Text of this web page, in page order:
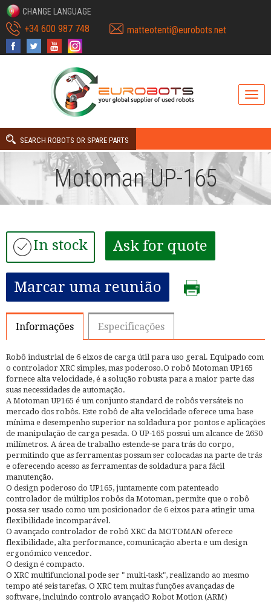
CHANGE LANGUAGE
+34 600 987 748 matteotenti@eurobots.net
SEARCH ROBOTS OR SPARE PARTS
Motoman UP-165
In stock Ask for quote
Marcar uma reunião
Informações Especificações
Robô industrial de 6 eixos de carga útil para uso geral. Equipado com
o controlador XRC simples, mas poderoso.O robô Motoman UP165
fornece alta velocidade, é a solução robusta para a maior parte das
suas necessidades de automação.
A Motoman UP165 é um conjunto standard de robôs versáteis no
mercado dos robôs. Este robô de alta velocidade oferece uma base
mínima e desempenho superior na soldadura por pontos e aplicações
de manipulação de carga pesada. O UP-165 possui um alcance de 2650
milímetros. A área de trabalho estende-se para trás do corpo,
permitindo que as ferramentas possam ser colocadas na parte de trás
e oferecendo acesso as ferramentas de soldadura para fácil
manutenção.
O design poderoso do UP165, juntamente com patenteado
controlador de múltiplos robôs da Motoman, permite que o robô
possa ser usado como um posicionador de 6 eixos para atingir uma
flexibilidade incomparável.
O avançado controlador de robô XRC da MOTOMAN oferece
flexibilidade, alta performance, comunicação aberta e um design
ergonómico vencedor.
O design é compacto.
O XRC multifuncional pode ser " multi-task", realizando ao mesmo
tempo até seis tarefas. O XRC tem muitas funções avançadas de
software, incluindo controlo avançadO Robot Motion (ARM)